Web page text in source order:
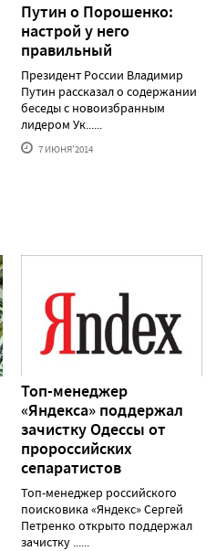
Путин о Порошенко:
настрой у него
правильный
Президент России Владимир
Путин рассказал о содержании
беседы с новоизбранным
лидером Ук......
7 ИЮНЯ'2014
Топ-менеджер
«Яндекса» поддержал
зачистку Одессы от
пророссийских
сепаратистов
Топ-менеджер российского
поисковика «Яндекс» Сергей
Петренко открыто поддержал
зачистку ......